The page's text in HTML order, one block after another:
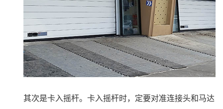
其次是卡入摇杆。卡入摇杆时，定要对准连接头和马达